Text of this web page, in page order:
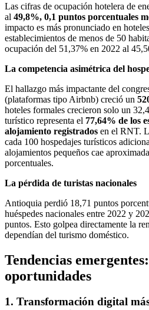
Las cifras de ocupación hotelera de
al 49,8%, 0,1 puntos porcentuales
impacto es más pronunciado en
establecimientos de menos de 50
ocupación del 51,37% en 2022 al
La competencia asimétrica del
El hallazgo más impactante del
(plataformas tipo Airbnb) creció un
hoteles formales crecieron solo un
turístico representa el 77,64% de los
alojamiento registrados en el RNT.
cada 100 hospedajes turísticos
alojamientos pequeños cae
porcentuales.
La pérdida de turistas nacionales
Antioquia perdió 18,71 puntos
huéspedes nacionales entre 2022 y
puntos. Esto golpea directamente la
dependían del turismo doméstico.
Tendencias
oportunidades
1. Transformación digital